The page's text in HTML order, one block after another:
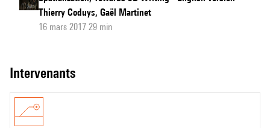
Thierry Coduys, Gaël Martinet
16 mars 2017 29 min
intervenants